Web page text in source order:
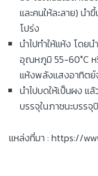
และคนให้ละลาย) นํา
โปร่ง
นําไปทําให้แห้ง โดย
อุณหภูมิ 55-60°C ห
แห้งพลังแสงอาทิต
นําไปบดให้เป็นผง แ
บรรจุในภาชนะบรร
แหล่งที่มา : https://